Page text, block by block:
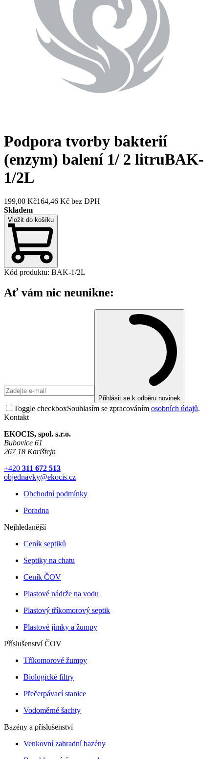
Podpora tvorby bakterií
(enzym) balení 1/ 2 litruBAK-
1/2L
199,00 Kč164,46 Kč bez DPH
Skladem
Vložit do košíku
Kód produktu: BAK-1/2L
Ať vám nic neunikne:
Přihlásit se k odběru novinek
Toggle checkboxSouhlasím se zpracováním osobních údajů.
Kontakt
EKOCIS, spol. s.r.o.
Bubovice 61
267 18 Karlštejn
+420 311 672 513
objednavky@ekocis.cz
Obchodní podmínky
Poradna
Nejhledanější
Ceník septiků
Septiky na chatu
Ceník ČOV
Plastové nádrže na vodu
Plastový tříkomorový septik
Plastové jímky a žumpy
Příslušenství ČOV
Tříkomorové žumpy
Biologické filtry
Přečerpávací stanice
Vodoměrné šachty
Bazény a příslušenství
Venkovní zahradní bazény